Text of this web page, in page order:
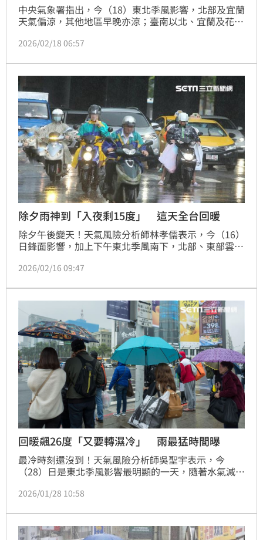
中央氣象署指出，今（18）東北季風影響，北部及宜蘭
天氣偏涼，其他地區早晚亦涼；臺南以北、宜蘭及花蓮
溫方面，北部、宜蘭及花蓮約18至20度，感受較涼，
差稍大且中南部日夜溫差大，早出晚歸及南來北往請適
時調整衣物；降雨方面，迎風面基隆北海岸、東半部地
區及恆春半島有零星短暫雨，其他地區為多雲到晴，而
2026/02/18 06:57
除夕雨神到「入夜剩15度」 這天全台回暖
除夕午後變天！天氣風險分析師林孝儒表示，今（16）
日鋒面影響，加上下午東北季風南下，北部、東部雲量
多雲。氣溫方面，北部、東部入夜降至15至16度；中
初二，初三起季風減弱，各地回暖，高溫逾20度，但夜
間清晨仍有輻射冷卻效應，溫差明顯。春節期間外出請
注意天氣變化，適時增減衣物。
2026/02/16 09:47
回暖飆26度「又要轉濕冷」 雨最猛時間曝
最冷時刻還沒到！天氣風險分析師吳聖宇表示，今
（28）日是東北季風影響最明顯的一天，隨著水氣減
至最低點，空曠地區恐出現10度以下低溫。雖然明、後
轉為有雨天氣，甚至可能出現較大雨勢。
2026/01/28 10:58